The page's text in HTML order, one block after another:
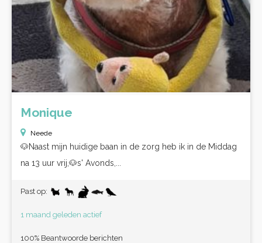
Monique
Neede
🐶Naast mijn huidige baan in de zorg heb ik in de Middag
na 13 uur vrij,🐶s' Avonds,...
Past op:
1 maand geleden actief
100% Beantwoorde berichten